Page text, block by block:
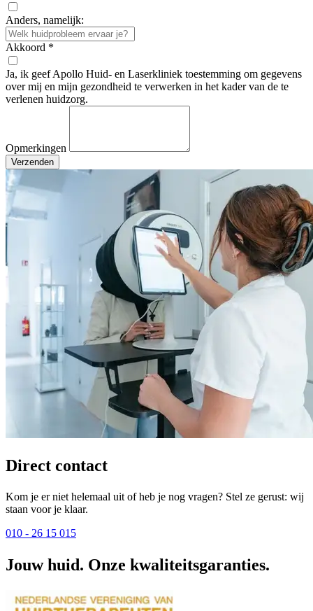
Anders, namelijk:
Akkoord *
Ja, ik geef Apollo Huid- en Laserkliniek toestemming om gegevens
over mij en mijn gezondheid te verwerken in het kader van de te
verlenen huidzorg.
Opmerkingen
Verzenden
Direct contact
Kom je er niet helemaal uit of heb je nog vragen? Stel ze gerust: wij
staan voor je klaar.
010 - 26 15 015
Jouw huid. Onze kwaliteitsgaranties.